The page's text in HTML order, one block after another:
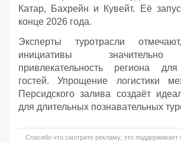
Катар, Бахрейн и Кувейт. Её
конце 2026 года.
Эксперты туротрасли
инициативы
привлекательность региона
гостей. Упрощение логистики
Персидского залива создаёт
для длительных познавательных
Спасибо что смотрите рекламу, это поддерживает